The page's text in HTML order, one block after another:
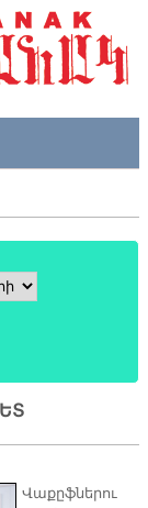
Վա­քըֆ­նե­րու